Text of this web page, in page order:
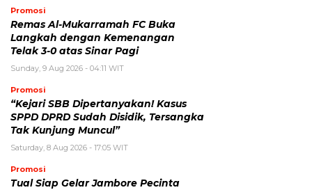
Promosi
Remas Al-Mukarramah FC Buka
Langkah dengan Kemenangan
Telak 3-0 atas Sinar Pagi
Sunday, 9 Aug 2026 - 04:11 WIT
Promosi
“Kejari SBB Dipertanyakan! Kasus
SPPD DPRD Sudah Disidik, Tersangka
Tak Kunjung Muncul”
Saturday, 8 Aug 2026 - 17:05 WIT
Promosi
Tual Siap Gelar Jambore Pecinta